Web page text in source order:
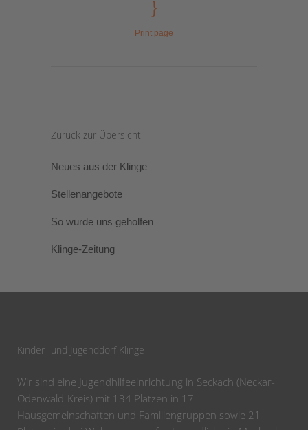
Print page
Zurück zur Übersicht
Neues aus der Klinge
Stellenangebote
So wurde uns geholfen
Klinge-Zeitung
Kinder- und Jugenddorf Klinge
Wir sind eine Jugendhilfeeinrichtung in Seckach (Neckar-
Odenwald-Kreis) mit 134 Plätzen in 17
Hausgemeinschaften und Familiengruppen sowie 21